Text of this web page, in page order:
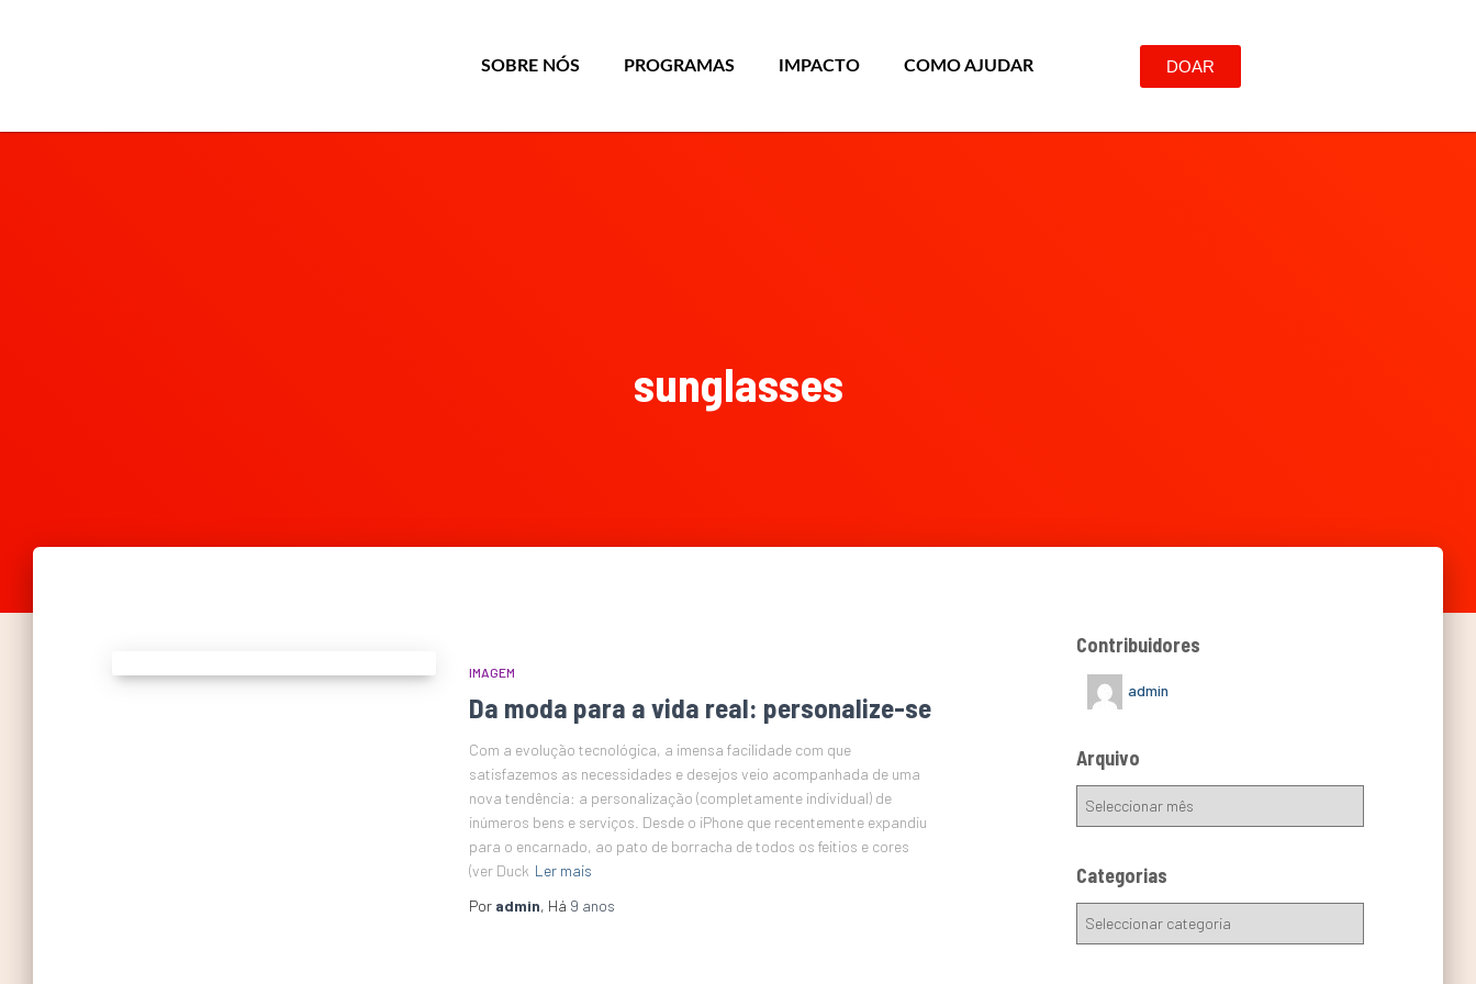
SOBRE NÓS PROGRAMAS IMPACTO COMO AJUDAR DOAR
sunglasses
IMAGEM
Da moda para a vida real: personalize-se
Com a evolução tecnológica, a imensa facilidade com que
satisfazemos as necessidades e desejos veio acompanhada de uma
nova tendência: a personalização (completamente individual) de
inúmeros bens e serviços. Desde o iPhone que recentemente expandiu
para o encarnado, ao pato de borracha de todos os feitios e cores
(ver Duck Ler mais
Por admin, Há 9 anos
Contribuidores
admin
Arquivo
Categorias